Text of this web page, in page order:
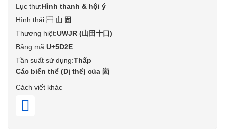
Lục thư:Hình thanh & hội ý
Hình thái:⿱山固
Thương hiệt:UWJR (山田十口)
Bảng mã:U+5D2E
Tần suất sử dụng:Thấp
Các biến thể (Dị thể) của 崮
Cách viết khác
𡹍